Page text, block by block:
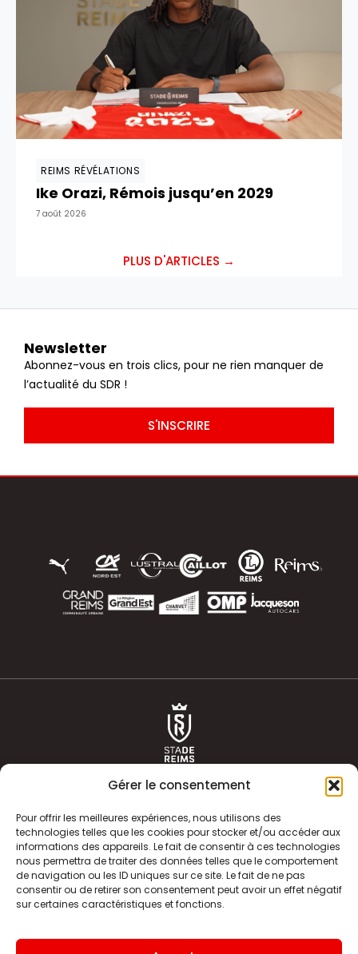
Gérer le consentement
Pour offrir les meilleures expériences, nous utilisons des
technologies telles que les cookies pour stocker et/ou accéder aux
informations des appareils. Le fait de consentir à ces technologies
nous permettra de traiter des données telles que le comportement
de navigation ou les ID uniques sur ce site. Le fait de ne pas
consentir ou de retirer son consentement peut avoir un effet négatif
sur certaines caractéristiques et fonctions.
REIMS RÉVÉLATIONS
Ike Orazi, Rémois jusqu’en 2029
7 août 2026
PLUS D'ARTICLES →
Newsletter
Abonnez-vous en trois clics, pour ne rien manquer de
l’actualité du SDR !
S'INSCRIRE
ACTUALITÉS
CLUB
BOUTIQUE
HISTOIRE
ÉQUIPE PREMIERE
INFOS ET CONTACT